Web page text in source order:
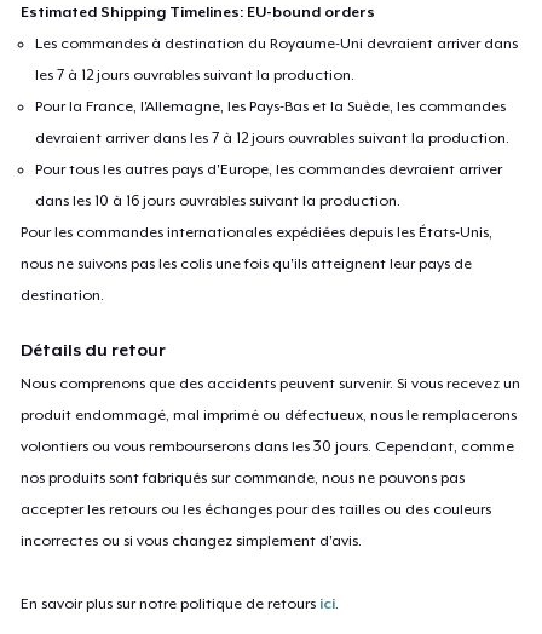
Estimated Shipping Timelines: EU-bound orders
Les commandes à destination du Royaume-Uni devraient arriver dans
les 7 à 12 jours ouvrables suivant la production.
Pour la France, l'Allemagne, les Pays-Bas et la Suède, les commandes
devraient arriver dans les 7 à 12 jours ouvrables suivant la production.
Pour tous les autres pays d'Europe, les commandes devraient arriver
dans les 10 à 16 jours ouvrables suivant la production.
Pour les commandes internationales expédiées depuis les États-Unis,
nous ne suivons pas les colis une fois qu'ils atteignent leur pays de
destination.
Détails du retour
Nous comprenons que des accidents peuvent survenir. Si vous recevez un
produit endommagé, mal imprimé ou défectueux, nous le remplacerons
volontiers ou vous rembourserons dans les 30 jours. Cependant, comme
nos produits sont fabriqués sur commande, nous ne pouvons pas
accepter les retours ou les échanges pour des tailles ou des couleurs
incorrectes ou si vous changez simplement d'avis.
En savoir plus sur notre politique de retours ici.